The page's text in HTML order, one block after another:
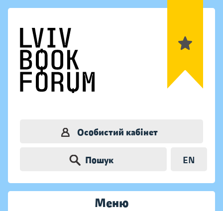
Особистий кабінет
Пошук EN
Меню